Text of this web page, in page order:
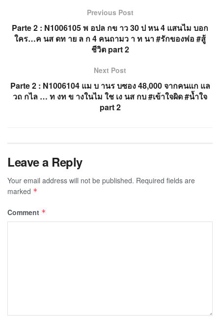
Previous Post
Parte 2 : N1006105 พ อปล กข าว 30 ป หน 4 แสนไม บอก
ใคร…ค นส ดท าย ล ก 4 คนถามว า ท นา #รักของพ่อ #สู้
ชีวิต part 2
Next Post
Parte 2 : N1006104 แม บ านร บซอง 48,000 จากคนแก แล
วถ กไล … ท งท ข างในไม ใช เง นส กบ #เข้าใจผิด #น้ำใจ
part 2
Leave a Reply
Your email address will not be published. Required fields are
marked *
Comment *